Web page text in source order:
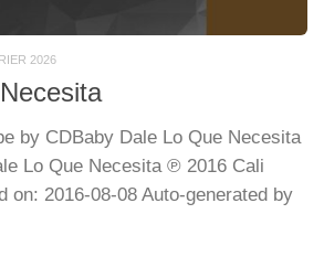
2026
by CDBaby Dale Lo Que Necesita
Lo Que Necesita ℗ 2016 Cali
on: 2016-08-08 Auto-generated by